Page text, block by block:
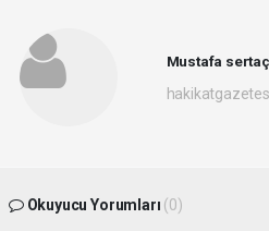
Mustafa
Okuyucu Yorumları (0)